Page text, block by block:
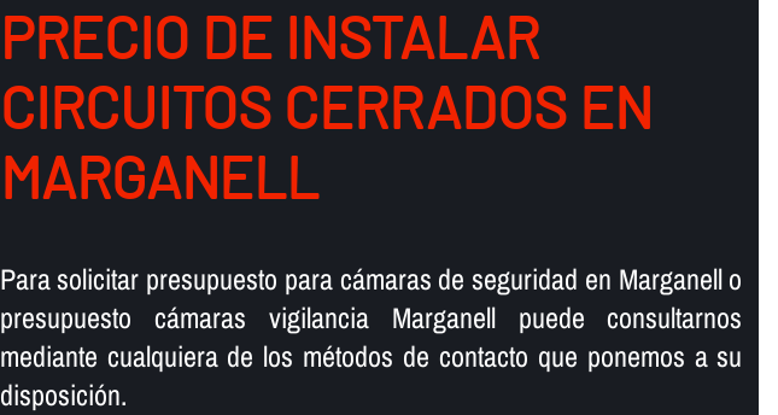
PRECIO DE INSTALAR
CIRCUITOS CERRADOS EN
MARGANELL
Para solicitar presupuesto para cámaras de seguridad en Marganell o
presupuesto cámaras vigilancia Marganell puede consultarnos
mediante cualquiera de los métodos de contacto que ponemos a su
disposición.